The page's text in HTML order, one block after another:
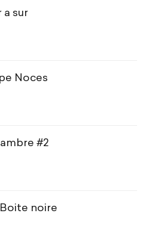
a sur
Noces
#2
noire